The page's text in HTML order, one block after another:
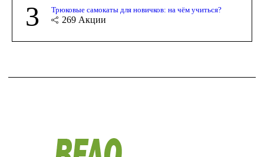
3 Трюковые самокаты для новичков: на чём учиться?
269 Акции